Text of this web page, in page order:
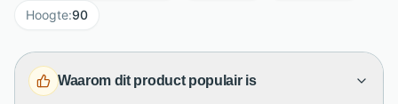
zitgedeelte slaapt. Onder het slaapgedeelte bevindt
kussens. Twee losse armkussens zijn inbegrepen en
zwarte metalen poten geven het geheel een moderne
Hoogte:90
Waarom dit product populair is